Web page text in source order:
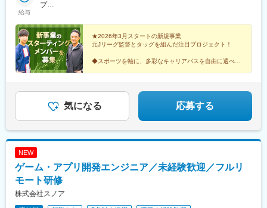
3-8-21伊勢町平和ビル5階■九州支店〒810-0001福岡県福岡市中央
ずれかの直営店、全国の他店舗（希望地）になります◎テルル大
宮店◎テルル高円寺店◎テルル蒲田店◎テルルMEGAドン・キホ
ーテ 三郷店◎テルルイトーヨーカドー横浜別所店◎テルルそよら
横浜高田店◎テルルアリオ鷲宮店
給与
プ
プ
★2026年3月スタートの新規事業
元Jリーグ監督とタッグを組んだ注目プロジェクト！
◆スポーツを軸に、多彩なキャリアパスを自由に選べる
気になる 応募する
NEW
ゲーム・アプリ開発エンジニア／未経験歓迎／フルリ
モート研修
株式会社スノア